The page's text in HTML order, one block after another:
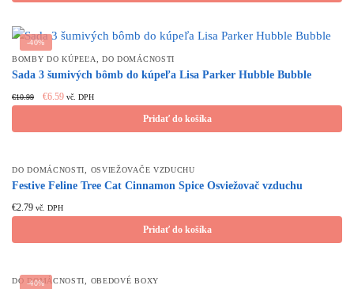
-40%
BOMBY DO KÚPEĽA
DO DOMÁCNOSTI
Sada 3 šumivých bômb do kúpeľa Lisa Parker Hubble Bubble
€10.99
Original
price
€6.59Current
price
vč. DPH
Pridať do košíka
DO DOMÁCNOSTI OSVIEŽOVAČE VZDUCHU
Festive Feline Tree Cat Cinnamon Spice Osviežovač vzduchu
€2.79 vč. DPH
Pridať do košíka
-40%
DO DOMÁCNOSTI OBEDOVÉ BOXY